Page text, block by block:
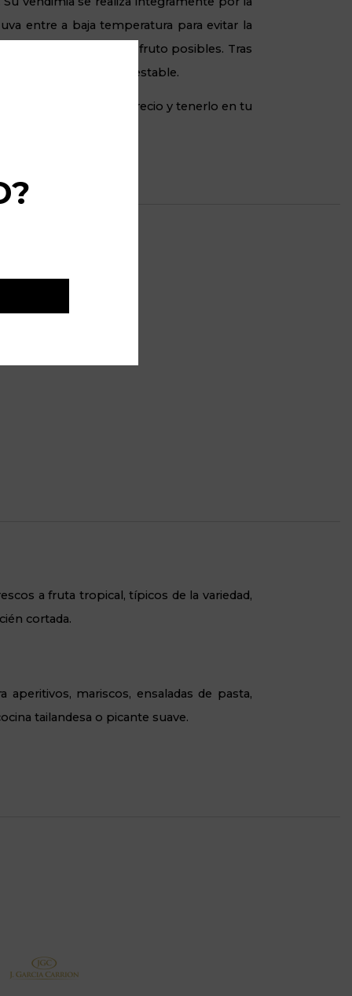
entre a baja temperatura para evitar la
aromáticos del fruto posibles. Tras
la temperatura estable.
hacerlo al mejor precio y tenerlo en tu
a fruta tropical, típicos de la variedad,
cortada.
aperitivos, mariscos, ensaladas de pasta,
tailandesa o picante suave.